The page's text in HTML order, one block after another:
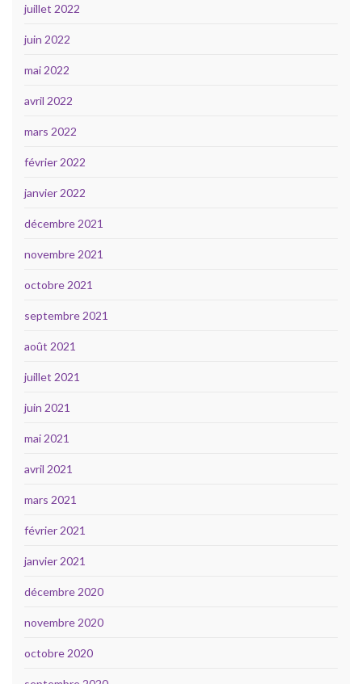
juillet 2022
juin 2022
mai 2022
avril 2022
mars 2022
février 2022
janvier 2022
décembre 2021
novembre 2021
octobre 2021
septembre 2021
août 2021
juillet 2021
juin 2021
mai 2021
avril 2021
mars 2021
février 2021
janvier 2021
décembre 2020
novembre 2020
octobre 2020